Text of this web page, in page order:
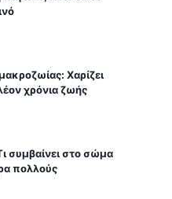
Χαρίζει
χρόνια ζωής
συμβαίνει στο σώμα
πολλούς